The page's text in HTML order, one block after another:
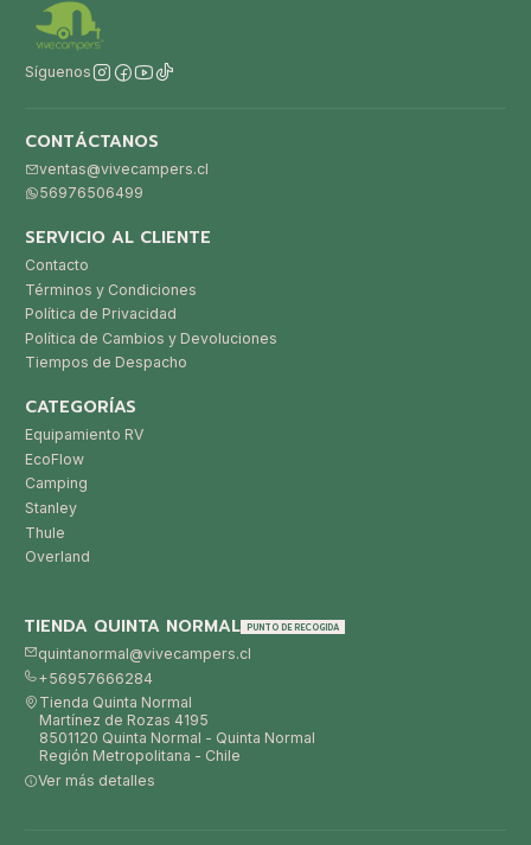
Síguenos
CONTÁCTANOS
ventas@vivecampers.cl
56976506499
SERVICIO AL CLIENTE
Contacto
Términos y Condiciones
Política de Privacidad
Política de Cambios y Devoluciones
Tiempos de Despacho
CATEGORÍAS
Equipamiento RV
EcoFlow
Camping
Stanley
Thule
Overland
TIENDA QUINTA NORMAL PUNTO DE RECOGIDA
quintanormal@vivecampers.cl
+56957666284
Tienda Quinta Normal
Martínez de Rozas 4195
8501120 Quinta Normal - Quinta Normal
Región Metropolitana - Chile
Ver más detalles